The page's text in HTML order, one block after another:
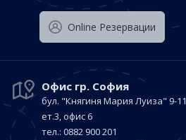
Оnline Резервации
Офис гр. София
бул. "Княгиня Мария Луиза" 9-11
ет.3, офис 6
тел.: 0882 900 201